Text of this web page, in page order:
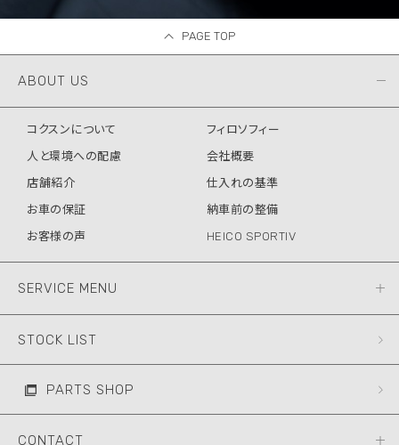
PAGE TOP
ABOUT US
コクスンについて
フィロソフィー
人と環境への配慮
会社概要
店舗紹介
仕入れの基準
お車の保証
納車前の整備
お客様の声
HEICO SPORTIV
SERVICE MENU
STOCK LIST
PARTS SHOP
CONTACT